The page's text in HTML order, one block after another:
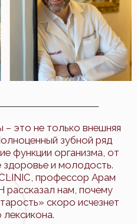
внешняя
зубной ряд
от
молодость.
Арам
нам, почему
исчезнет